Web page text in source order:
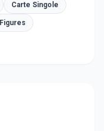
Carte Singole
Figures